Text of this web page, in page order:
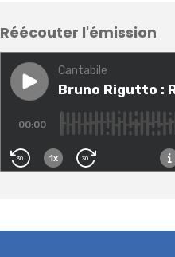
Réécouter l'émission